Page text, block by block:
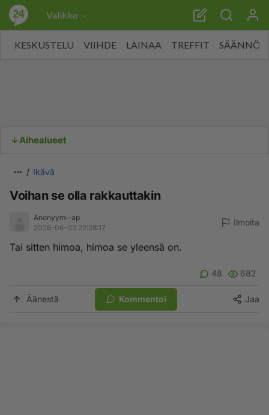
Valikko
KESKUSTELU VIIHDE LAINAA TREFFIT SÄÄNNÖT
Aihealueet
Ikävä
Voihan se olla rakkauttakin
Anonyymi-ap
2026-06-03 22:28:17
Ilmoita
Tai sitten himoa, himoa se yleensä on.
48 682
Äänestä Kommentoi Jaa